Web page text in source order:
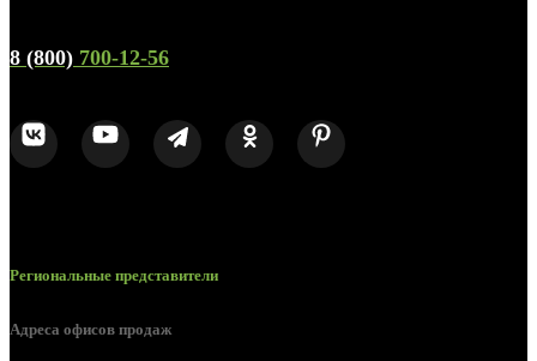
8 (800) 700-12-56
Региональные представители
Адреса офисов продаж